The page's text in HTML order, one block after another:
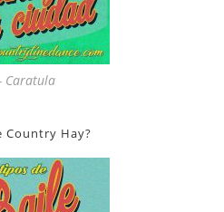
Caratula
Country Hay?